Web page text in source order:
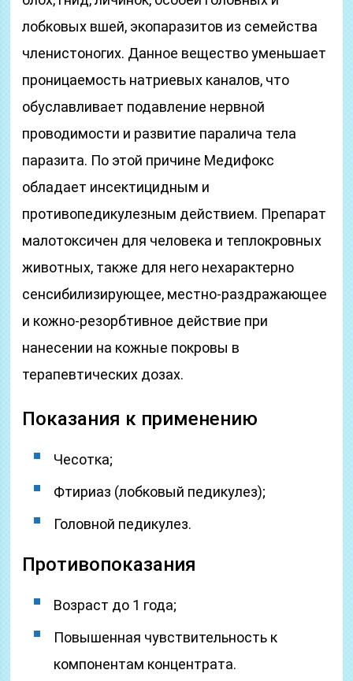
лобковых вшей, экопаразитов из семейства
членистоногих. Данное вещество уменьшает
проницаемость натриевых каналов, что
обуславливает подавление нервной
проводимости и развитие паралича тела
паразита. По этой причине Медифокс
обладает инсектицидным и
противопедикулезным действием. Препарат
малотоксичен для человека и теплокровных
животных, также для него нехарактерно
сенсибилизирующее, местно-раздражающее
и кожно-резорбтивное действие при
нанесении на кожные покровы в
терапевтических дозах.
Показания к применению
Чесотка;
Фтириаз (лобковый педикулез);
Головной педикулез.
Противопоказания
Возраст до 1 года;
Повышенная чувствительность к
компонентам концентрата.